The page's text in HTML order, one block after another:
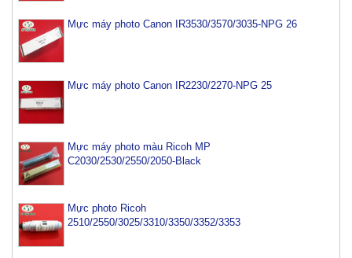
Mực máy photo Canon IR3530/3570/3035-NPG 26
Mực máy photo Canon IR2230/2270-NPG 25
Mực máy photo màu Ricoh MP
C2030/2530/2550/2050-Black
Mực photo Ricoh
2510/2550/3025/3310/3350/3352/3353